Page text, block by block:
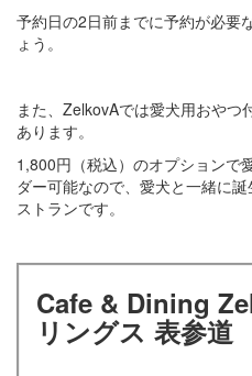
予約日の2日前までに予約が必要
ょう。
また、ZelkovAでは愛犬用おやつ
あります。
1,800円（税込）のオプションで
ダー可能なので、愛犬と一緒に
ストランです。
Cafe & Dining
リングス 表参道